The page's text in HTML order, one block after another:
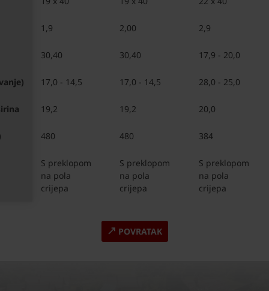
1,9
30,40
17,0 - 14,5
19,2
480
S preklopom
na pola
crijepa
2,00
30,40
17,0 - 14,5
19,2
480
S preklopom
na pola
crijepa
2,9
17,9 - 20,0
28,0 - 25,0
20,0
384
S preklopom
na pola
crijepa
POVRATAK